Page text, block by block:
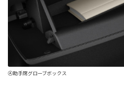
Ⓐ助手席グローブボックス